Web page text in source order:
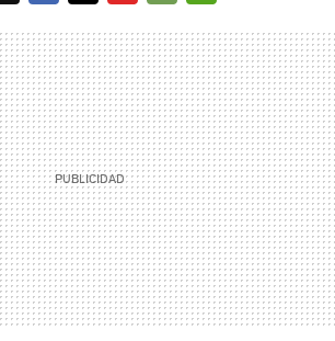
MAIL